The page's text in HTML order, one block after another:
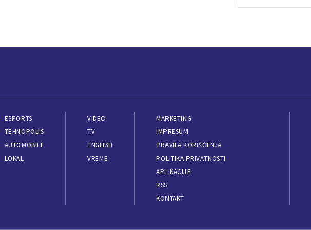
ESPORTS
TEHNOPOLIS
AUTOMOBILI
LOKAL
VIDEO
TV
ENGLISH
VREME
MARKETING
IMPRESUM
PRAVILA KORIŠĆENJA
POLITIKA PRIVATNOSTI
APLIKACIJE
RSS
KONTAKT